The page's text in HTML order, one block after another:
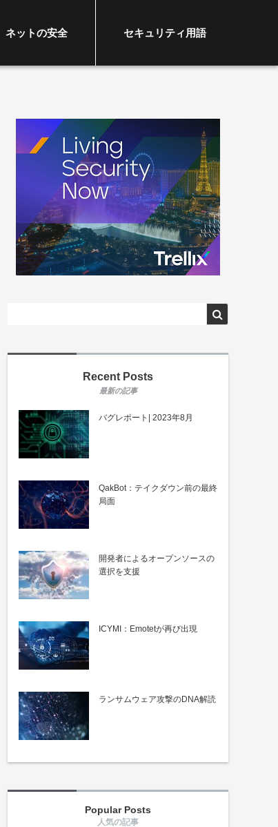
ネットの安全 セキュリティ用語
Recent Posts
バグレポート| 2023年8月
QakBot：テイクダウン前の最終
局面
開発者によるオープンソースの
選択を支援
ICYMI：Emotetが再び出現
ランサムウェア攻撃のDNA解読
Popular Posts